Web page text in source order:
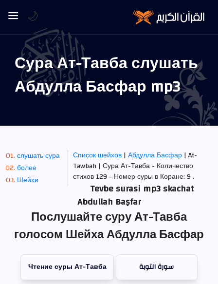
Сура Ат-Тавба слушать
Абдулла Басфар mp3
слушать сура
более
Шейхи
Список шейхов|Абдулла Басфар| At-
Tawbah | Сура Ат-Тавба - Количество
стихов 129 - Номер суры в Коране: 9 .
Tevbe surasi mp3 skachat
Abdullah Başfar
Послушайте суру Ат-Тавба
голосом Шейха Абдулла Басфар
Чтение суры Ат-Тавба سورة التوبة
🌙